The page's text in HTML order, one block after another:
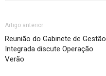
Artigo anterior
Reunião do Gabinete de Gestão
Integrada discute Operação
Verão